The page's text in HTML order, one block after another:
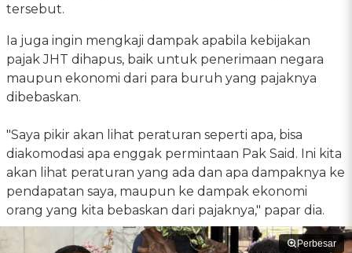
tersebut.
Ia juga ingin mengkaji dampak apabila kebijakan
pajak JHT dihapus, baik untuk penerimaan negara
maupun ekonomi dari para buruh yang pajaknya
dibebaskan.
"Saya pikir akan lihat peraturan seperti apa, bisa
diakomodasi apa enggak permintaan Pak Said. Ini kita
akan lihat peraturan yang ada dan apa dampaknya ke
pendapatan saya, maupun ke dampak ekonomi
orang yang kita bebaskan dari pajaknya," papar dia.
Perbesar